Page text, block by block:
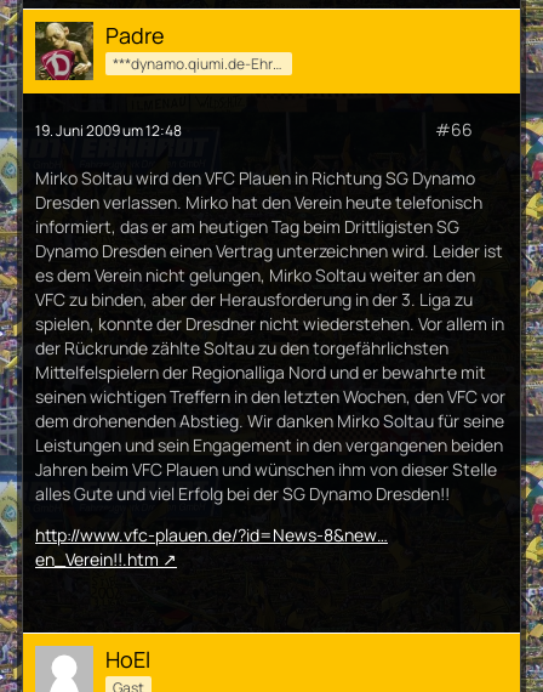
Padre
***dynamo.qiumi.de-Ehrenmod***
19. Juni 2009 um 12:48 #66
Mirko Soltau wird den VFC Plauen in Richtung SG Dynamo
Dresden verlassen. Mirko hat den Verein heute telefonisch
informiert, das er am heutigen Tag beim Drittligisten SG
Dynamo Dresden einen Vertrag unterzeichnen wird. Leider ist
es dem Verein nicht gelungen, Mirko Soltau weiter an den
VFC zu binden, aber der Herausforderung in der 3. Liga zu
spielen, konnte der Dresdner nicht wiederstehen. Vor allem in
der Rückrunde zählte Soltau zu den torgefährlichsten
Mittelfelspielern der Regionalliga Nord und er bewahrte mit
seinen wichtigen Treffern in den letzten Wochen, den VFC vor
dem drohenenden Abstieg. Wir danken Mirko Soltau für seine
Leistungen und sein Engagement in den vergangenen beiden
Jahren beim VFC Plauen und wünschen ihm von dieser Stelle
alles Gute und viel Erfolg bei der SG Dynamo Dresden!!
http://www.vfc-plauen.de/?id=News-8&new…
en_Verein!!.htm
HoEl